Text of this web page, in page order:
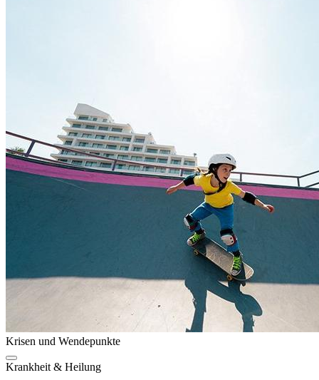
Krisen und Wendepunkte
Krankheit & Heilung